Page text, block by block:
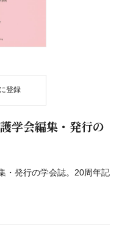
登録
学会編集・発行の
・発行の学会誌。20周年記